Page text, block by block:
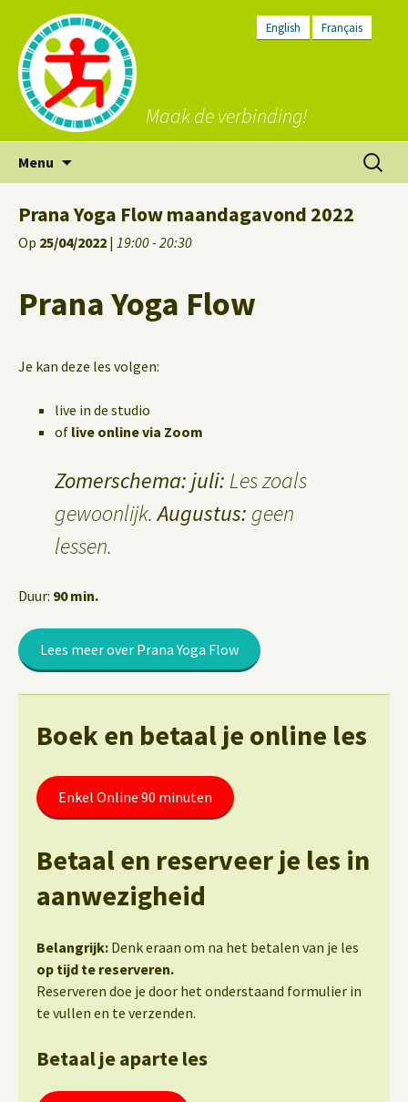
English Français
Maak de verbinding!
Menu
inhoud
Zoeken
naar:
Prana Yoga Flow maandagavond 2022
Op 25/04/2022 | 19:00 - 20:30
Prana Yoga Flow
Je kan deze les volgen:
live in de studio
of live online via Zoom
Zomerschema: juli: Les zoals
gewoonlijk.Augustus: geen
lessen.
Duur: 90 min.
Lees meer over Prana Yoga Flow
Boek en betaal je online les
Enkel Online 90 minuten
Betaal en reserveer je les in
aanwezigheid
Belangrijk: Denk eraan om na het betalen van je les
op tijd te reserveren.
Reserveren doe je door het onderstaand formulier in
te vullen en te verzenden.
Betaal je aparte les